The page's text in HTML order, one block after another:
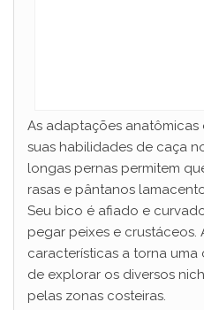
As adaptações
suas habilidades de caça
longas pernas permitem
rasas e pântanos
Seu bico é afiado e
pegar peixes e crustáceos.
características a torna
de explorar os diversos
pelas zonas costeiras.